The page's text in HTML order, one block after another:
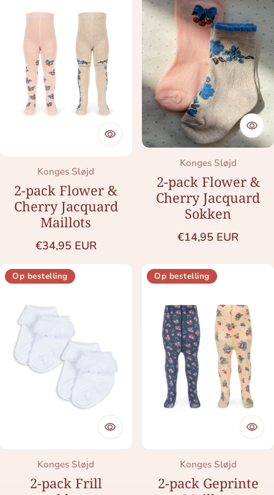
Merk:
Konges Sløjd
2-pack Flower &
Cherry Jacquard
Maillots
Normale prijs
€34,95 EUR
Merk:
Konges Sløjd
2-pack Flower &
Cherry Jacquard
Sokken
Normale prijs
€14,95 EUR
Op bestelling
Merk:
Konges Sløjd
2-pack Frill
Op bestelling
Merk:
Konges Sløjd
2-pack Geprinte